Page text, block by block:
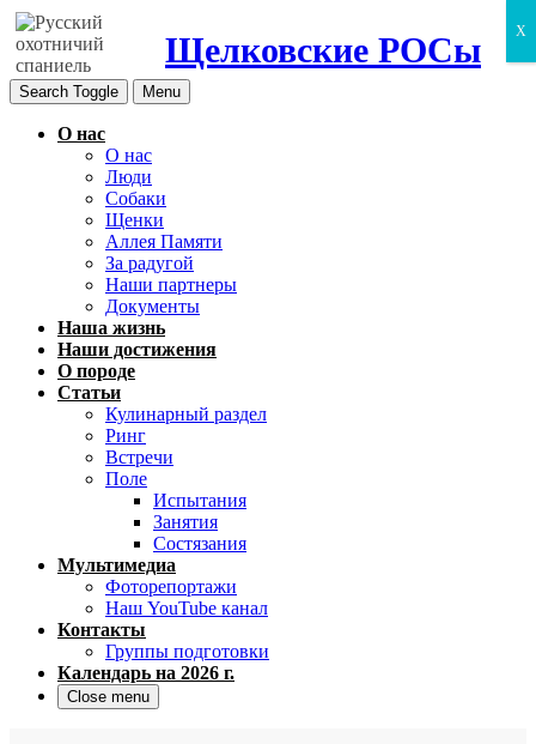
Щелковские РОСы
Search Toggle Menu
О нас
О нас
Люди
Собаки
Щенки
Аллея Памяти
За радугой
Наши партнеры
Документы
Наша жизнь
Наши достижения
О породе
Статьи
Кулинарный раздел
Ринг
Встречи
Поле
Испытания
Занятия
Состязания
Мультимедиа
Фоторепортажи
Наш YouTube канал
Контакты
Группы подготовки
Календарь на 2026 г.
Close menu
X